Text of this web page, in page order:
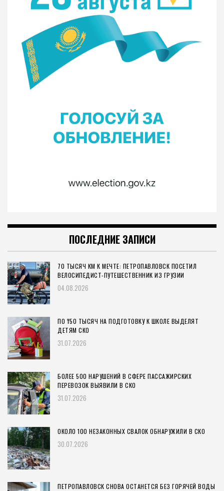
ПОСЛЕДНИЕ ЗАПИСИ
70 ТЫСЯЧ КМ К МЕЧТЕ: ПЕТРОПАВЛОВСК ПОСЕТИЛ
ВЕЛОСИПЕДИСТ-ПУТЕШЕСТВЕННИК ИЗ ГРУЗИИ
04.08.2026
ПО ₸50 ТЫСЯЧ НА ПОДГОТОВКУ К ШКОЛЕ ВЫДЕЛЯТ
ДЕТЯМ СКО
31.07.2026
БОЛЕЕ 500 НАРУШЕНИЙ В СФЕРЕ ПАССАЖИРСКИХ
ПЕРЕВОЗОК ВЫЯВИЛИ В СКО
31.07.2026
ОКОЛО 100 НЕЗАКОННЫХ СВАЛОК ОБНАРУЖИЛИ В СКО
30.07.2026
ПЕТРОПАВЛОВСК СНОВА ОСТАНЕТСЯ БЕЗ ГОРЯЧЕЙ ВОДЫ